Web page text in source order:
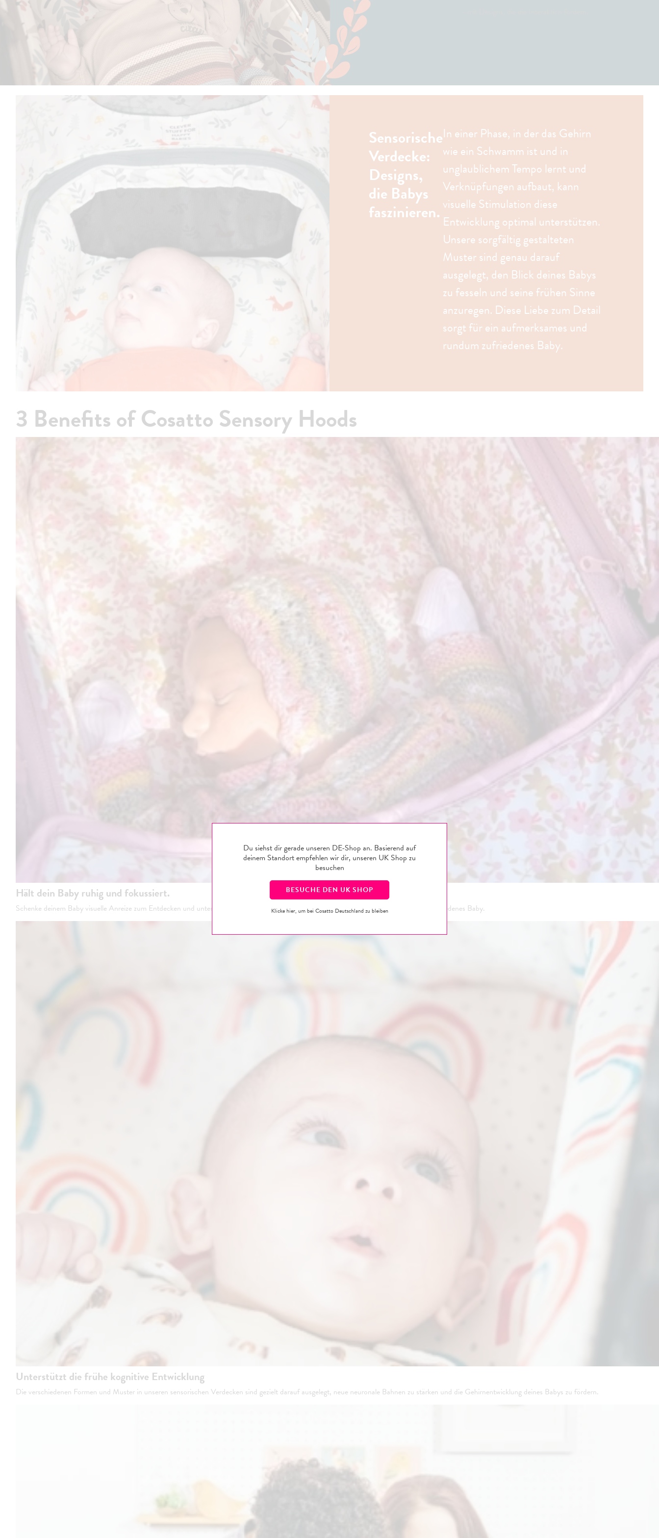
Du siehst dir gerade unseren DE-Shop an. Basierend auf
deinem Standort empfehlen wir dir, unseren UK Shop zu
besuchen
BESUCHE DEN UK SHOP
Klicke hier, um bei Cosatto Deutschland zu bleiben
Sensorische
Verdecke:
Designs,
die Babys
faszinieren.
In einer Phase, in der das Gehirn
wie ein Schwamm ist und in
unglaublichem Tempo lernt und
Verknüpfungen aufbaut, kann
visuelle Stimulation diese
Entwicklung optimal unterstützen.
Unsere sorgfältig gestalteten
Muster sind genau darauf
ausgelegt, den Blick deines Babys
zu fesseln und seine frühen Sinne
anzuregen. Diese Liebe zum Detail
sorgt für ein aufmerksames und
rundum zufriedenes Baby.
3 Benefits of Cosatto Sensory Hoods
Hält dein Baby ruhig und fokussiert.
Schenke deinem Baby visuelle Anreize zum Entdecken und unterstütze so seine sensorische Entwicklung. Ein aufmerksames Baby ist ein zufriedenes Baby.
Unterstützt die frühe kognitive Entwicklung
Die verschiedenen Formen und Muster in unseren sensorischen Verdecken sind gezielt darauf ausgelegt, neue neuronale Bahnen zu stärken und die Gehirnentwicklung deines Babys zu fördern.